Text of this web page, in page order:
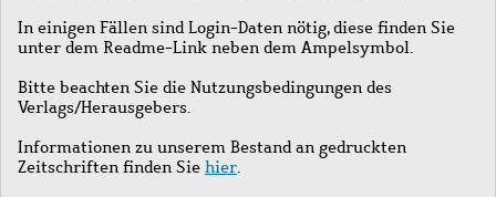
In einigen Fällen sind Login-Daten nötig, diese finden Sie
unter dem Readme-Link neben dem Ampelsymbol.
Bitte beachten Sie die Nutzungsbedingungen des
Verlags/Herausgebers.
Informationen zu unserem Bestand an gedruckten
Zeitschriften finden Sie hier.